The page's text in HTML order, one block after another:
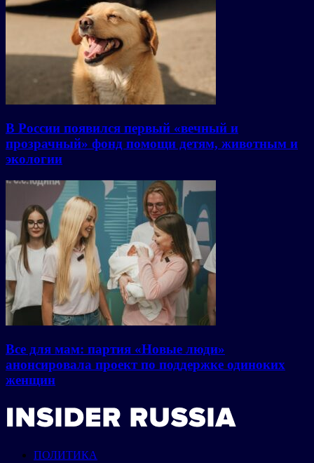
В России появился первый «вечный и
прозрачный» фонд помощи детям, животным и
экологии
Все для мам: партия «Новые люди»
анонсировала проект по поддержке одиноких
женщин
ПОЛИТИКА